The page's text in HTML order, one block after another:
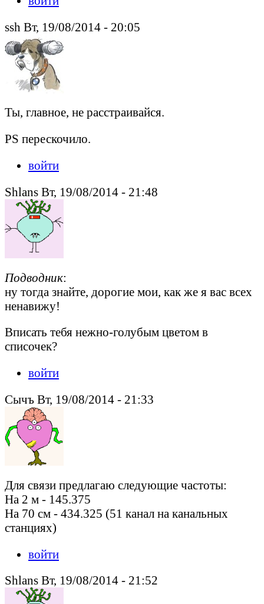
ssh Вт, 19/08/2014 - 20:05
Ты, главное, не расстраивайся.
PS перескочило.
войти
Shlans Вт, 19/08/2014 - 21:48
Подводник:
ну тогда знайте, дорогие мои, как же я вас всех
ненавижу!
Вписать тебя нежно-голубым цветом в
списочек?
войти
Сычъ Вт, 19/08/2014 - 21:33
Для связи предлагаю следующие частоты:
На 2 м - 145.375
На 70 см - 434.325 (51 канал на канальных
станциях)
войти
Shlans Вт, 19/08/2014 - 21:52